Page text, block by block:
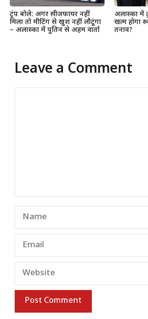
ट्रंप बोले: अगर सीजफायर नहीं
मिला तो मीटिंग से खुश नहीं लौटूंगा
– अलास्का में पुतिन से अहम वार्ता
अलास्का में
खत्म होगा
तनाव?
Leave a Comment
Name
Email
Website